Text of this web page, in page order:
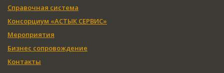
Справочная система
Консорциум «АСТЫК СЕРВИС»
Мероприятия
Бизнес сопровождение
Контакты